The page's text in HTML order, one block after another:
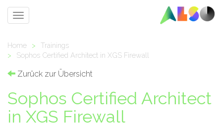
Toggle
Home >
Trainings
>
Sophos Certified Architect in XGS Firewall
Zurück zur Übersicht
Sophos Certified Architect
in XGS Firewall